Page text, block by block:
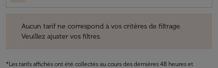
Aucun tarif ne correspond à vos critères de filtrage.
Veuillez ajuster vos filtres.
*Les tarifs affichés ont été collectés au cours des dernières 48 heures et